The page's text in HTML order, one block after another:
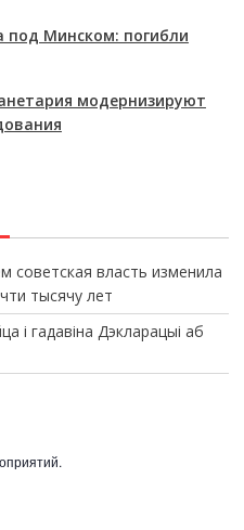
под Минском: погибли
модернизируют
советская власть изменила
тысячу лет
і гадавіна Дэкларацыі аб